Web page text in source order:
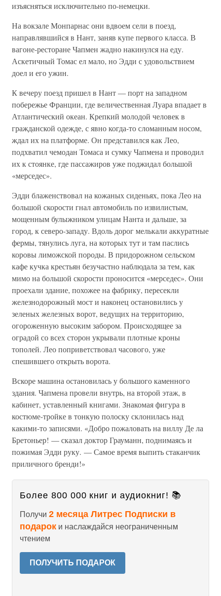
изъясняться исключительно по-немецки.
На вокзале Монпарнас они вдвоем сели в поезд,
направлявшийся в Нант, заняв купе первого класса. В
вагоне-ресторане Чапмен жадно накинулся на еду.
Аскетичный Томас ел мало, но Эдди с удовольствием
доел и его ужин.
К вечеру поезд пришел в Нант — порт на западном
побережье Франции, где величественная Луара впадает в
Атлантический океан. Крепкий молодой человек в
гражданской одежде, с явно когда-то сломанным носом,
ждал их на платформе. Он представился как Лео,
подхватил чемодан Томаса и сумку Чапмена и проводил
их к стоянке, где пассажиров уже поджидал большой
«мерседес».
Эдди блаженствовал на кожаных сиденьях, пока Лео на
большой скорости гнал автомобиль по извилистым,
мощенным булыжником улицам Нанта и дальше, за
город, к северо-западу. Вдоль дорог мелькали аккуратные
фермы, тянулись луга, на которых тут и там паслись
коровы лиможской породы. В придорожном сельском
кафе кучка крестьян безучастно наблюдала за тем, как
мимо на большой скорости проносится «мерседес». Они
проехали здание, похожее на фабрику, пересекли
железнодорожный мост и наконец остановились у
зеленых железных ворот, ведущих на территорию,
огороженную высоким забором. Происходящее за
оградой со всех сторон укрывали плотные кроны
тополей. Лео поприветствовал часового, уже
спешившего открыть ворота.
Вскоре машина остановилась у большого каменного
здания. Чапмена провели внутрь, на второй этаж, в
кабинет, уставленный книгами. Знакомая фигура в
костюме-тройке в тонкую полоску склонилась над
какими-то записями. «Добро пожаловать на виллу Де ла
Бретоньер! — сказал доктор Грауманн, поднимаясь и
пожимая Эдди руку. — Самое время выпить стаканчик
приличного бренди!»
Более 800 000 книг и аудиокниг! 📚
Получи 2 месяца Литрес Подписки в
подарок и наслаждайся неограниченным
чтением
ПОЛУЧИТЬ ПОДАРОК